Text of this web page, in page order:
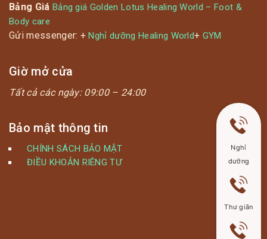
Bảng Giá Bảng giá Golden Lotus Healing World – Foot &
Body care
Gửi messenger: +Nghỉ dưỡng Healing World+ GYM
Giờ mở cửa
Tất cả các ngày: 09:00 – 24:00
Bảo mật thông tin
CHÍNH SÁCH BẢO MẬT
ĐIỀU KHOẢN RIÊNG TƯ
Nghỉ
dưỡng
Thư giãn